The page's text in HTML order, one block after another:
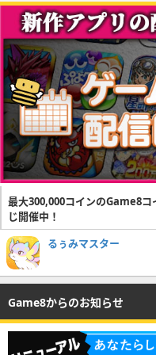
最大300,000コインのGame8コ
じ開催中！
るぅみマスター
Game8からのお知らせ